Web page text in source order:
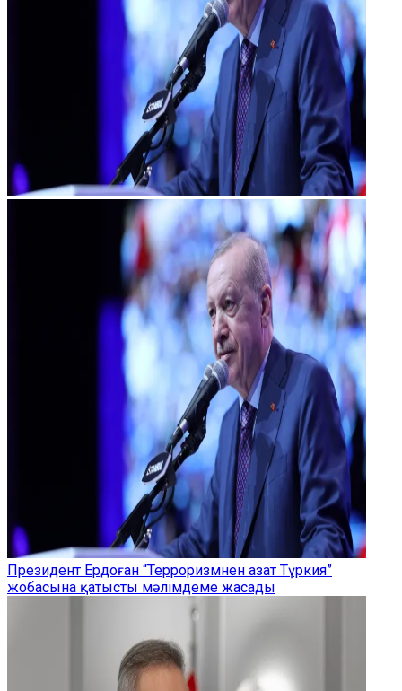
Президент Ердоған “Терроризмнен азат Түркия”
жобасына қатысты мәлімдеме жасады